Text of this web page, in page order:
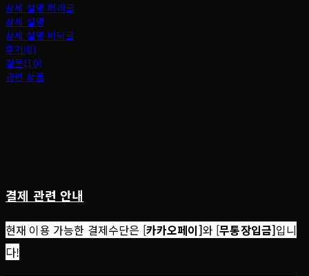
상세 설명 머리글
상세 설명
상세 설명 바닥글
후기(0)
질문(10)
관련 상품
결제 관련 안내
현재 이용 가능한 결제수단은 [카카오페이]와 [무통장입금]입니
다!